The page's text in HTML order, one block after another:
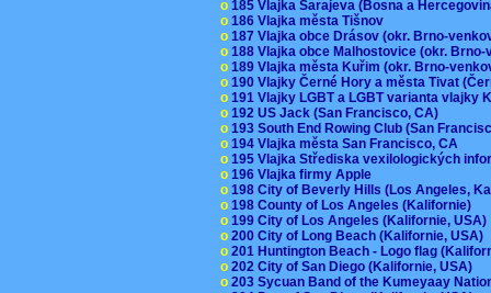
o 185 Vlajka Sarajeva (Bosna a
o 186 Vlajka města Tišnov
o 187 Vlajka obce Drásov (okr. Brno-
o 188 Vlajka obce Malhostovice (okr.
o 189 Vlajka města Kuřim (okr. Brno-
o 190 Vlajky Černé Hory a města Tivat
o 191 Vlajky LGBT a LGBT varianta vlajky
o 192 US Jack (San Francisco, CA)
o 193 South End Rowing Club (San
o 194 Vlajka města San Francisco, CA
o 195 Vlajka Střediska vexilologických
o 196 Vlajka firmy Apple
o 198 City of Beverly Hills (Los Angeles,
o 198 County of Los Angeles (Kalifornie)
o 199 City of Los Angeles (Kalifornie,
o 200 City of Long Beach (Kalifornie, USA)
o 201 Huntington Beach - Logo flag
o 202 City of San Diego (Kalifornie, USA)
o 203 Sycuan Band of the Kumeyaay